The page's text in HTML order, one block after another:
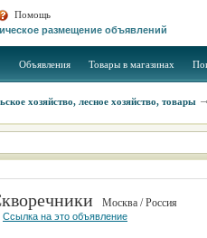
Помощь
размещение объявлений
Объявления Товары в магазинах
хозяйство, лесное хозяйство, товары
Москва / Россия
Ссылка на это объявление